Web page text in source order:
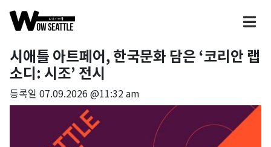
시애틀 아트페어, 한국문화 담은 ‘코리안 랩
소디: 시조’ 전시
등록일 07.09.2026 @11:32 am